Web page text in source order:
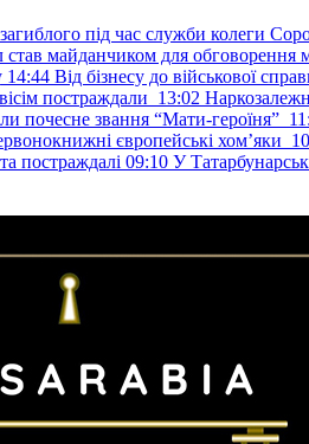
під час служби колеги
став майданчиком для обговорення
14:44 Від бізнесу до військової
постраждали 13:02
почесне звання “Мати-героїня”
європейські хом’яки
постраждалі 09:10 У